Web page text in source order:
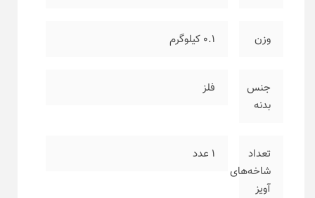
وزن ۰.۱ کیلوگرم
جنس
بدنه
فلز
تعداد
شاخه‌های
آویز
۱ عدد